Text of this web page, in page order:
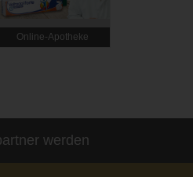
Online‑Apotheke
werden